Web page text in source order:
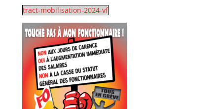
tract-mobilisation-2024-vf